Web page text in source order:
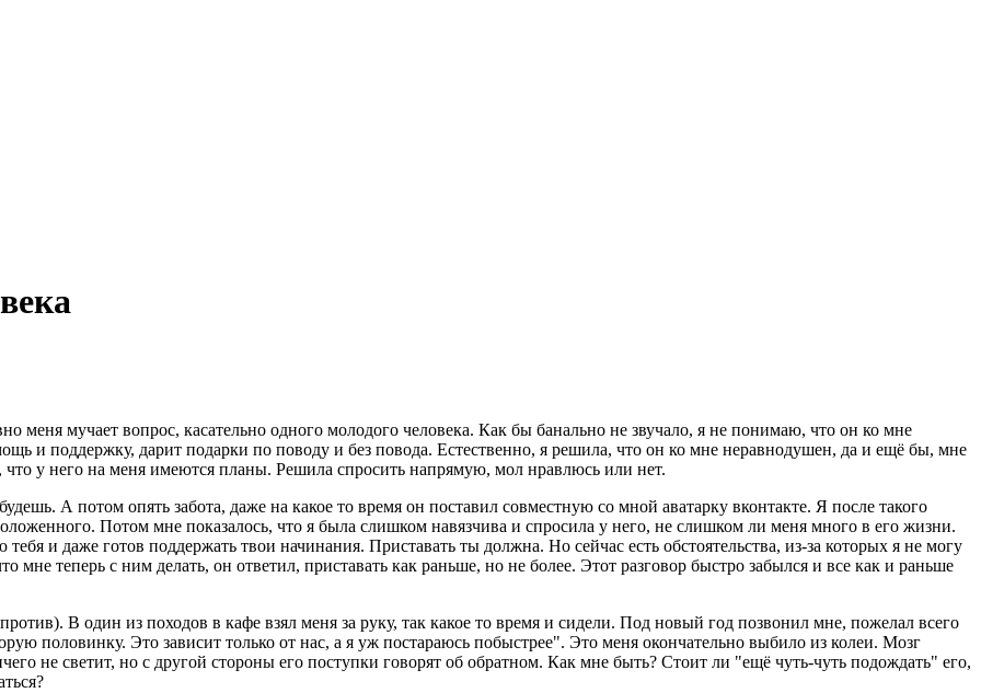
мучает вопрос, касательно одного молодого человека. Как бы банально не звучало, я не понимаю, что он ко мне
и поддержку, дарит подарки по поводу и без повода. Естественно, я решила, что он ко мне неравнодушен, да и ещё бы, мне
у него на меня имеются планы. Решила спросить напрямую, мол нравлюсь или нет.
А потом опять забота, даже на какое то время он поставил совместную со мной аватарку вконтакте. Я после такого
Потом мне показалось, что я была слишком навязчива и спросила у него, не слишком ли меня много в его жизни.
и даже готов поддержать твои начинания. Приставать ты должна. Но сейчас есть обстоятельства, из-за которых я не могу
мне теперь с ним делать, он ответил, приставать как раньше, но не более. Этот разговор быстро забылся и все как и раньше
В один из походов в кафе взял меня за руку, так какое то время и сидели. Под новый год позвонил мне, пожелал всего
половинку. Это зависит только от нас, а я уж постараюсь побыстрее". Это меня окончательно выбило из колеи. Мозг
не светит, но с другой стороны его поступки говорят об обратном. Как мне быть? Стоит ли "ещё чуть-чуть подождать" его,